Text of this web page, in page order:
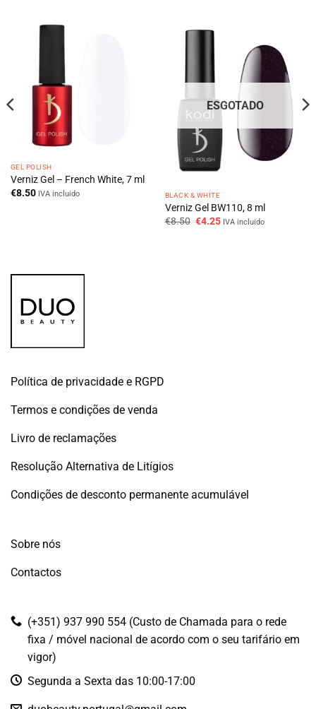
GEL POLISH
Verniz Gel – French White, 7 ml
€8.50 IVA incluido
ESGOTADO
BLACK & WHITE
Verniz Gel BW110, 8 ml
€8.50 O
€4.25OIVA incluido
Política de privacidade e RGPD
Termos e condições de venda
Livro de reclamações
Resolução Alternativa de Litígios
Condições de desconto permanente acumulável
Sobre nós
Contactos
(+351) 937 990 554 (Custo de Chamada para o rede
fixa / móvel nacional de acordo com o seu tarifário em
vigor)
Segunda a Sexta das 10:00-17:00